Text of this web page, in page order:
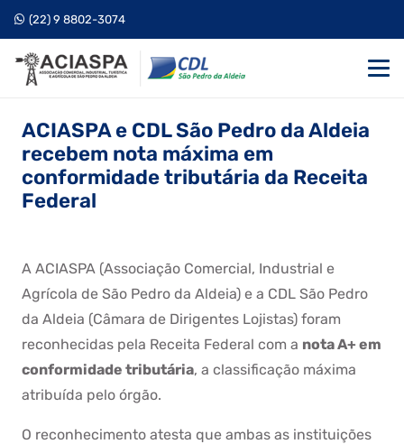
(22) 9 8802-3074
ACIASPA e CDL São Pedro da Aldeia
recebem nota máxima em
conformidade tributária da Receita
Federal
A ACIASPA (Associação Comercial, Industrial e
Agrícola de São Pedro da Aldeia) e a CDL São Pedro
da Aldeia (Câmara de Dirigentes Lojistas) foram
reconhecidas pela Receita Federal com a nota A+ em
conformidade tributária, a classificação máxima
atribuída pelo órgão.
O reconhecimento atesta que ambas as instituições